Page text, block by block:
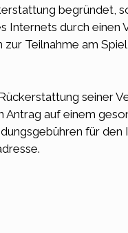
begründet,
Internets durch einen
Teilnahme am
seiner
auf einem
für